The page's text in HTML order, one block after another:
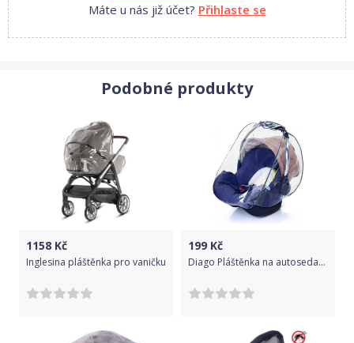
Máte u nás již účet? Přihlaste se
Podobné produkty
1158 Kč
Inglesina pláštěnka pro vaničku
199 Kč
Diago Pláštěnka na autosedačku 0+